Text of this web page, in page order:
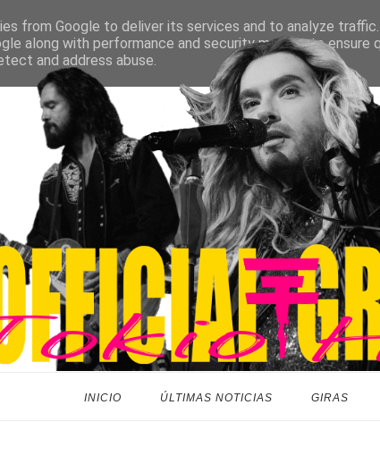
INICIO ÚLTIMAS NOTICIAS GIRAS
from Google to deliver its services and to analyze
along with performance and security metrics to ensure
and address abuse.